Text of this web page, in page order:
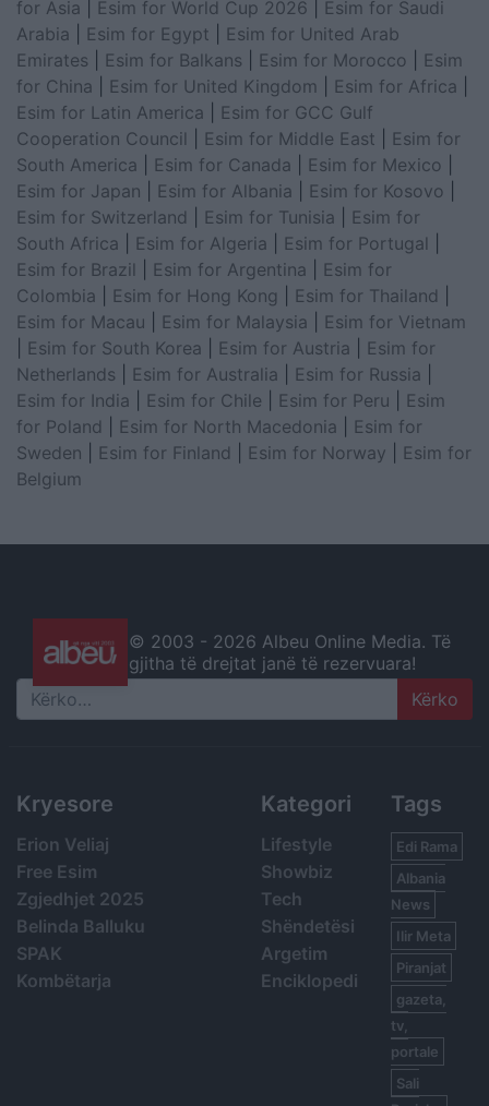
for Asia
Esim for World Cup 2026
Esim for Saudi
Arabia
Esim for Egypt
Esim for United Arab
Emirates
Esim for Balkans Esim for Morocco
Esim
for China
Esim for United Kingdom Esim for Africa
Esim for Latin America
Esim for GCC Gulf
Cooperation Council
Esim for Middle East
Esim for
South America
Esim for Canada Esim for Mexico
Esim for Japan
Esim for Albania Esim for Kosovo
Esim for Switzerland
Esim for Tunisia
Esim for
South Africa
Esim for Algeria Esim for Portugal
Esim for Brazil
Esim for Argentina
Esim for
Colombia
Esim for Hong Kong Esim for Thailand
Esim for Macau
Esim for Malaysia
Esim for Vietnam
Esim for South Korea Esim for Austria
Esim for
Netherlands
Esim for Australia Esim for Russia
Esim for India
Esim for Chile Esim for Peru
Esim
for Poland
Esim for North Macedonia
Esim for
Sweden
Esim for Finland Esim for Norway
Esim for
Belgium
© 2003 - 2026 Albeu Online Media. Të
gjitha të drejtat janë të rezervuara!
Search
Kryesore
Erion Veliaj
Free Esim
Zgjedhjet 2025
Belinda Balluku
SPAK
Kombëtarja
Kategori
Lifestyle
Showbiz
Tech
Shëndetësi
Argetim
Enciklopedi
Tags
Edi Rama
Albania
News
Ilir Meta
Piranjat
gazeta,
tv,
portale
Sali